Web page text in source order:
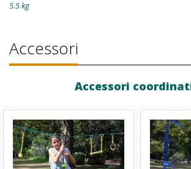
5.5 kg
Accessori
Accessori